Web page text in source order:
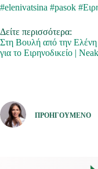
#elenivatsina #pasok
Δείτε περισσότερα:
Στη Βουλή από την
για το Ειρηνοδικείο |
ΠΡΟΗΓΟΎΜΕΝΟ